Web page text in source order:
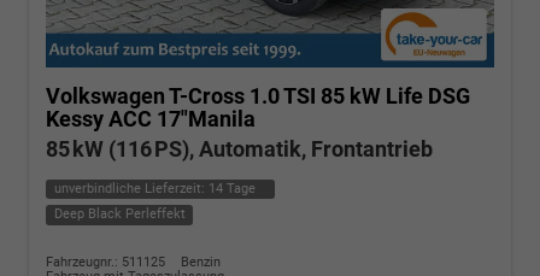
Volkswagen T-Cross 1.0 TSI 85 kW Life DSG
Kessy ACC 17"Manila
85 kW (116 PS), Automatik, Frontantrieb
unverbindliche Lieferzeit: 14 Tage
Deep Black Perleffekt
Fahrzeugnr.: 511125
Benzin